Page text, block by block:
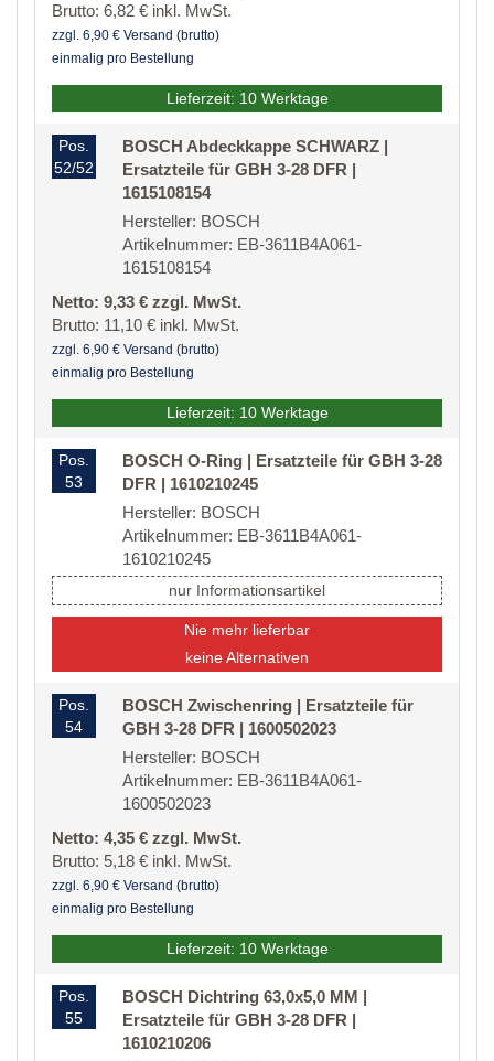
Brutto: 6,82 € inkl. MwSt.
zzgl. 6,90 € Versand (brutto)
einmalig pro Bestellung
Lieferzeit: 10 Werktage
Pos.
52/52
BOSCH Abdeckkappe SCHWARZ |
Ersatzteile für GBH 3-28 DFR |
1615108154
Hersteller: BOSCH
Artikelnummer: EB-3611B4A061-
1615108154
Netto: 9,33 € zzgl. MwSt.
Brutto: 11,10 € inkl. MwSt.
zzgl. 6,90 € Versand (brutto)
einmalig pro Bestellung
Lieferzeit: 10 Werktage
Pos.
53
BOSCH O-Ring | Ersatzteile für GBH 3-28
DFR | 1610210245
Hersteller: BOSCH
Artikelnummer: EB-3611B4A061-
1610210245
nur Informationsartikel
Nie mehr lieferbar
keine Alternativen
Pos.
54
BOSCH Zwischenring | Ersatzteile für
GBH 3-28 DFR | 1600502023
Hersteller: BOSCH
Artikelnummer: EB-3611B4A061-
1600502023
Netto: 4,35 € zzgl. MwSt.
Brutto: 5,18 € inkl. MwSt.
zzgl. 6,90 € Versand (brutto)
einmalig pro Bestellung
Lieferzeit: 10 Werktage
Pos.
55
BOSCH Dichtring 63,0x5,0 MM |
Ersatzteile für GBH 3-28 DFR |
1610210206